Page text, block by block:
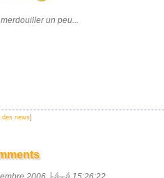
un peu...
des news]